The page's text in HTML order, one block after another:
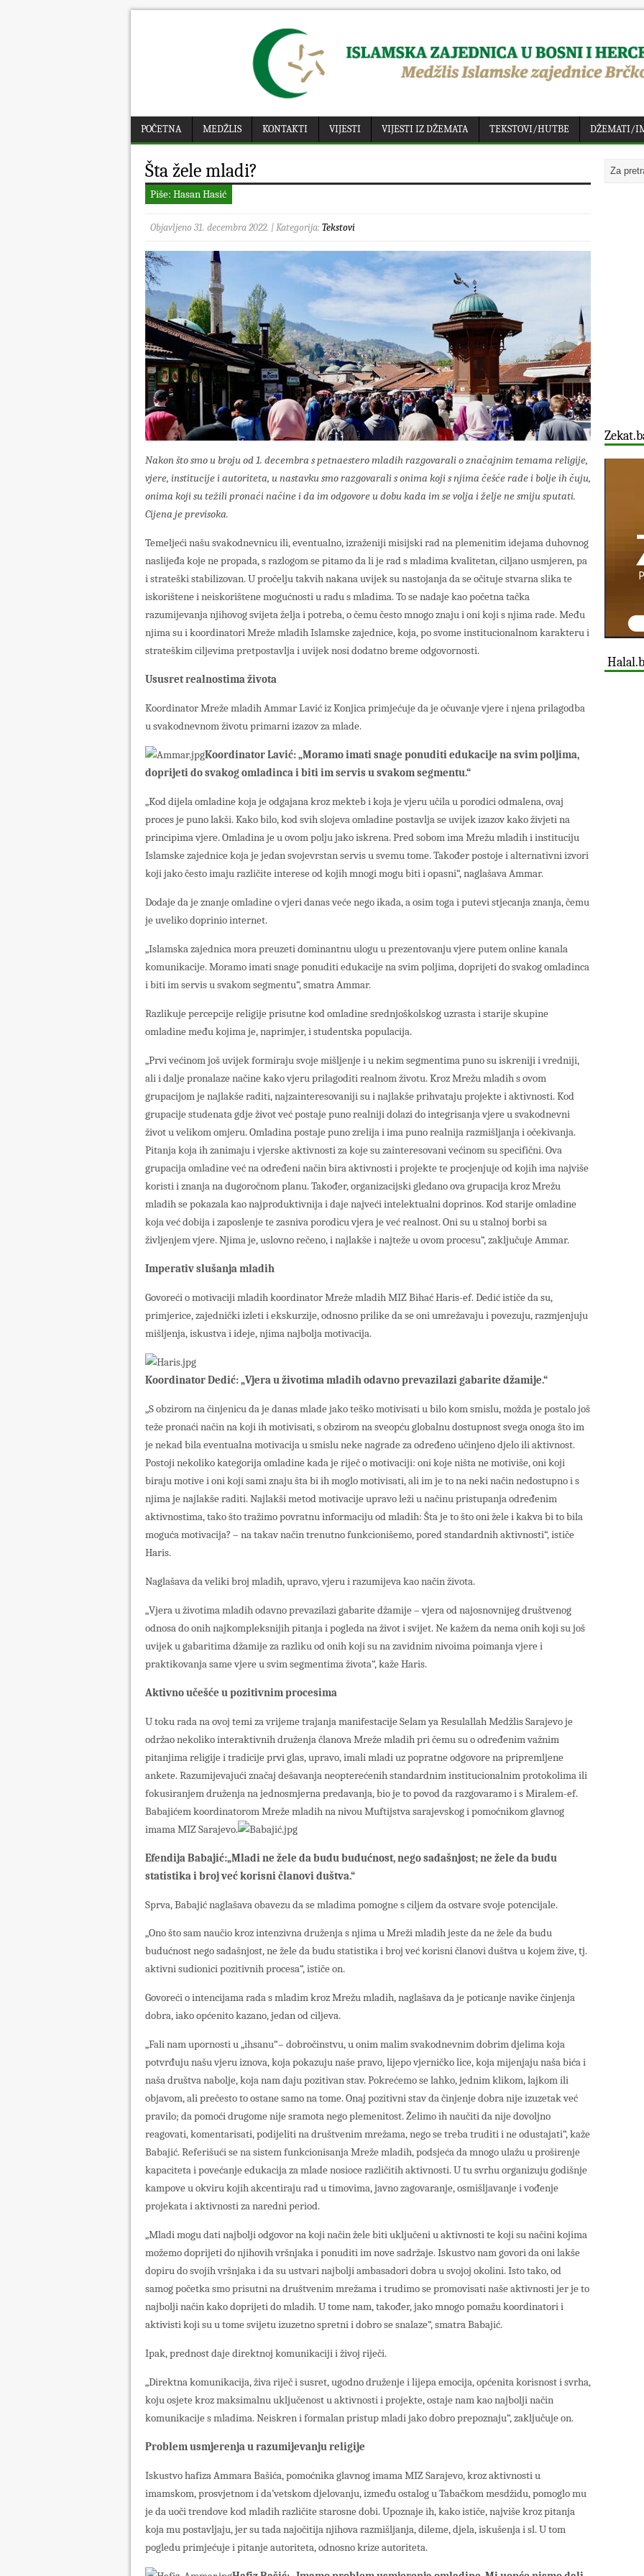
POČETNA MEDŽLIS KONTAKTI VIJESTI VIJESTI IZ DŽEMATA TEKSTOVI/HUTBE DŽEMATI/
Šta žele mladi?
Piše: Hasan Hasić
Objavljeno 31. decembra 2022. | Kategorija: Tekstovi
Nakon što smo u broju od 1. decembra s petnaestero mladih razgovarali o značajnim temama religije,
vjere, institucije i autoriteta, u nastavku smo razgovarali s onima koji s njima češće rade i bolje ih čuju,
onima koji su težili pronaći načine i da im odgovore u dobu kada im se volja i želje ne smiju sputati.
Cijena je previsoka.
Temeljeći našu svakodnevnicu ili, eventualno, izraženiji misijski rad na plemenitim idejama duhovnog
naslijeđa koje ne propada, s razlogom se pitamo da li je rad s mladima kvalitetan, ciljano usmjeren, pa
i strateški stabilizovan. U pročelju takvih nakana uvijek su nastojanja da se očituje stvarna slika te
iskorištene i neiskorištene mogućnosti u radu s mladima. To se nadaje kao početna tačka
razumijevanja njihovog svijeta želja i potreba, o čemu često mnogo znaju i oni koji s njima rade. Među
njima su i koordinatori Mreže mladih Islamske zajednice, koja, po svome institucionalnom karakteru i
strateškim ciljevima pretpostavlja i uvijek nosi dodatno breme odgovornosti.
Ususret realnostima života
Koordinator Mreže mladih Ammar Lavić iz Konjica primjećuje da je očuvanje vjere i njena prilagodba
u svakodnevnom životu primarni izazov za mlade.
Koordinator Lavić: „Moramo imati snage ponuditi edukacije na svim poljima,
doprijeti do svakog omladinca i biti im servis u svakom segmentu.“
„Kod dijela omladine koja je odgajana kroz mekteb i koja je vjeru učila u porodici odmalena, ovaj
proces je puno lakši. Kako bilo, kod svih slojeva omladine postavlja se uvijek izazov kako živjeti na
principima vjere. Omladina je u ovom polju jako iskrena. Pred sobom ima Mrežu mladih i instituciju
Islamske zajednice koja je jedan svojevrstan servis u svemu tome. Također postoje i alternativni izvori
koji jako često imaju različite interese od kojih mnogi mogu biti i opasni“, naglašava Ammar.
Dodaje da je znanje omladine o vjeri danas veće nego ikada, a osim toga i putevi stjecanja znanja, čemu
je uveliko doprinio internet.
„Islamska zajednica mora preuzeti dominantnu ulogu u prezentovanju vjere putem online kanala
komunikacije. Moramo imati snage ponuditi edukacije na svim poljima, doprijeti do svakog omladinca
i biti im servis u svakom segmentu“, smatra Ammar.
Razlikuje percepcije religije prisutne kod omladine srednjoškolskog uzrasta i starije skupine
omladine među kojima je, naprimjer, i studentska populacija.
„Prvi većinom još uvijek formiraju svoje mišljenje i u nekim segmentima puno su iskreniji i vredniji,
ali i dalje pronalaze načine kako vjeru prilagoditi realnom životu. Kroz Mrežu mladih s ovom
grupacijom je najlakše raditi, najzainteresovaniji su i najlakše prihvataju projekte i aktivnosti. Kod
grupacije studenata gdje život već postaje puno realniji dolazi do integrisanja vjere u svakodnevni
život u velikom omjeru. Omladina postaje puno zrelija i ima puno realnija razmišljanja i očekivanja.
Pitanja koja ih zanimaju i vjerske aktivnosti za koje su zainteresovani većinom su specifični. Ova
grupacija omladine već na određeni način bira aktivnosti i projekte te procjenjuje od kojih ima najviše
koristi i znanja na dugoročnom planu. Također, organizacijski gledano ova grupacija kroz Mrežu
mladih se pokazala kao najproduktivnija i daje najveći intelektualni doprinos. Kod starije omladine
koja već dobija i zaposlenje te zasniva porodicu vjera je već realnost. Oni su u stalnoj borbi sa
življenjem vjere. Njima je, uslovno rečeno, i najlakše i najteže u ovom procesu“, zaključuje Ammar.
Imperativ slušanja mladih
Govoreći o motivaciji mladih koordinator Mreže mladih MIZ Bihać Haris-ef. Dedić ističe da su,
primjerice, zajednički izleti i ekskurzije, odnosno prilike da se oni umrežavaju i povezuju, razmjenjuju
mišljenja, iskustva i ideje, njima najbolja motivacija.
Koordinator Dedić: „Vjera u životima mladih odavno prevazilazi gabarite džamije.“
„S obzirom na činjenicu da je danas mlade jako teško motivisati u bilo kom smislu, možda je postalo još
teže pronaći način na koji ih motivisati, s obzirom na sveopću globalnu dostupnost svega onoga što im
je nekad bila eventualna motivacija u smislu neke nagrade za određeno učinjeno djelo ili aktivnost.
Postoji nekoliko kategorija omladine kada je riječ o motivaciji: oni koje ništa ne motiviše, oni koji
biraju motive i oni koji sami znaju šta bi ih moglo motivisati, ali im je to na neki način nedostupno i s
njima je najlakše raditi. Najlakši metod motivacije upravo leži u načinu pristupanja određenim
aktivnostima, tako što tražimo povratnu informaciju od mladih: Šta je to što oni žele i kakva bi to bila
moguća motivacija? – na takav način trenutno funkcionišemo, pored standardnih aktivnosti“, ističe
Haris.
Naglašava da veliki broj mladih, upravo, vjeru i razumijeva kao način života.
„Vjera u životima mladih odavno prevazilazi gabarite džamije – vjera od najosnovnijeg društvenog
odnosa do onih najkompleksnijih pitanja i pogleda na život i svijet. Ne kažem da nema onih koji su još
uvijek u gabaritima džamije za razliku od onih koji su na zavidnim nivoima poimanja vjere i
praktikovanja same vjere u svim segmentima života“, kaže Haris.
Aktivno učešće u pozitivnim procesima
U toku rada na ovoj temi za vrijeme trajanja manifestacije Selam ya Resulallah Medžlis Sarajevo je
održao nekoliko interaktivnih druženja članova Mreže mladih pri čemu su o određenim važnim
pitanjima religije i tradicije prvi glas, upravo, imali mladi uz popratne odgovore na pripremljene
ankete. Razumijevajući značaj dešavanja neopterećenih standardnim institucionalnim protokolima ili
fokusiranjem druženja na jednosmjerna predavanja, bio je to povod da razgovaramo i s Miralem-ef.
Babajićem koordinatorom Mreže mladih na nivou Muftijstva sarajevskog i pomoćnikom glavnog
imama MIZ Sarajevo.
Efendija Babajić:„Mladi ne žele da budu budućnost, nego sadašnjost; ne žele da budu
statistika i broj već korisni članovi duštva.“
Sprva, Babajić naglašava obavezu da se mladima pomogne s ciljem da ostvare svoje potencijale.
„Ono što sam naučio kroz intenzivna druženja s njima u Mreži mladih jeste da ne žele da budu
budućnost nego sadašnjost, ne žele da budu statistika i broj već korisni članovi duštva u kojem žive, tj.
aktivni sudionici pozitivnih procesa“, ističe on.
Govoreći o intencijama rada s mladim kroz Mrežu mladih, naglašava da je poticanje navike činjenja
dobra, iako općenito kazano, jedan od ciljeva.
„Fali nam upornosti u „ihsanu“– dobročinstvu, u onim malim svakodnevnim dobrim djelima koja
potvrđuju našu vjeru iznova, koja pokazuju naše pravo, lijepo vjerničko lice, koja mijenjaju naša bića i
naša društva nabolje, koja nam daju pozitivan stav. Pokrećemo se lahko, jednim klikom, lajkom ili
objavom, ali prečesto to ostane samo na tome. Onaj pozitivni stav da činjenje dobra nije izuzetak već
pravilo; da pomoći drugome nije sramota nego plemenitost. Želimo ih naučiti da nije dovoljno
reagovati, komentarisati, podijeliti na društvenim mrežama, nego se treba truditi i ne odustajati“, kaže
Babajić. Referišući se na sistem funkcionisanja Mreže mladih, podsjeća da mnogo ulažu u proširenje
kapaciteta i povećanje edukacija za mlade nosioce različitih aktivnosti. U tu svrhu organizuju godišnje
kampove u okviru kojih akcentiraju rad u timovima, javno zagovaranje, osmišljavanje i vođenje
projekata i aktivnosti za naredni period.
„Mladi mogu dati najbolji odgovor na koji način žele biti uključeni u aktivnosti te koji su načini kojima
možemo doprijeti do njihovih vršnjaka i ponuditi im nove sadržaje. Iskustvo nam govori da oni lakše
dopiru do svojih vršnjaka i da su ustvari najbolji ambasadori dobra u svojoj okolini. Isto tako, od
samog početka smo prisutni na društvenim mrežama i trudimo se promovisati naše aktivnosti jer je to
najbolji način kako doprijeti do mladih. U tome nam, također, jako mnogo pomažu koordinatori i
aktivisti koji su u tome svijetu izuzetno spretni i dobro se snalaze“, smatra Babajić.
Ipak, prednost daje direktnoj komunikaciji i živoj riječi.
„Direktna komunikacija, živa riječ i susret, ugodno druženje i lijepa emocija, općenita korisnost i svrha,
koju osjete kroz maksimalnu uključenost u aktivnosti i projekte, ostaje nam kao najbolji način
komunikacije s mladima. Neiskren i formalan pristup mladi jako dobro prepoznaju“, zaključuje on.
Problem usmjerenja u razumijevanju religije
Iskustvo hafiza Ammara Bašića, pomoćnika glavnog imama MIZ Sarajevo, kroz aktivnosti u
imamskom, prosvjetnom i da’vetskom djelovanju, između ostalog u Tabačkom mesdžidu, pomoglo mu
je da uoči trendove kod mladih različite starosne dobi. Upoznaje ih, kako ističe, najviše kroz pitanja
koja mu postavljaju, jer su tada najočitija njihova razmišljanja, dileme, djela, iskušenja i sl. U tom
pogledu primjećuje i pitanje autoriteta, odnosno krize autoriteta.